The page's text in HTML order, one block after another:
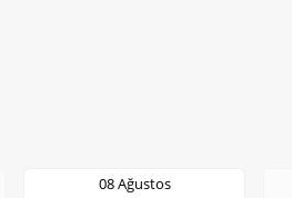
08 Ağustos